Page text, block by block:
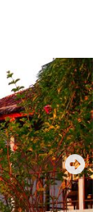
et durs, aux
des jardins
découvrir
de petites
récifs ou de
profond.